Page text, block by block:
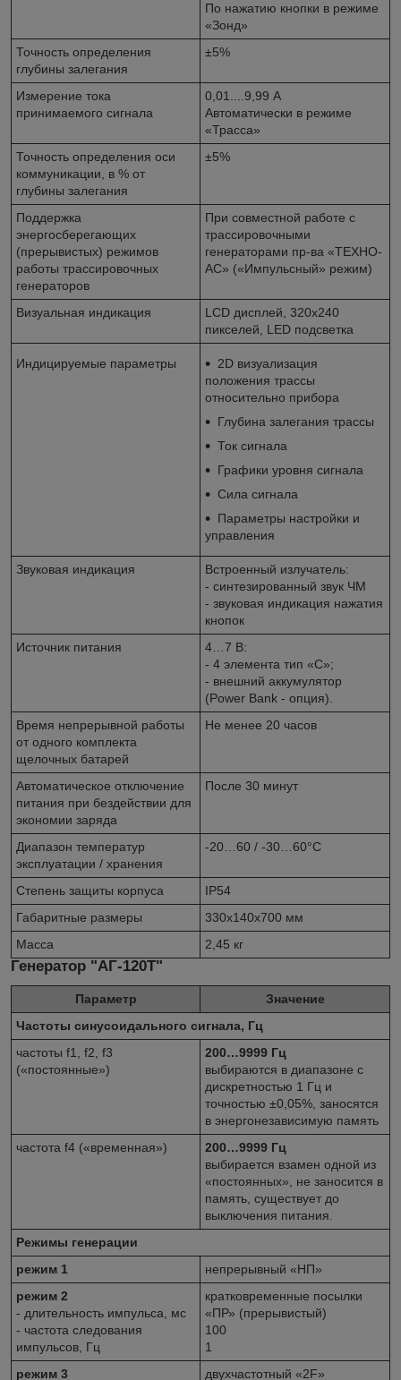
По нажатию кнопки в режиме
«Зонд»
Точность определения
глубины залегания
±5%
Измерение тока
принимаемого сигнала
0,01....9,99 А
Автоматически в режиме
«Трасса»
Точность определения оси
коммуникации, в % от
глубины залегания
±5%
Поддержка
энергосберегающих
(прерывистых) режимов
работы трассировочных
генераторов
При совместной работе с
трассировочными
генераторами пр-ва «ТЕХНО-
АС» («Импульсный» режим)
Визуальная индикация
LCD дисплей, 320х240
пикселей, LED подсветка
Индицируемые параметры
2D визуализация
положения трассы
относительно прибора
Глубина залегания трассы
Ток сигнала
Графики уровня сигнала
Сила сигнала
Параметры настройки и
управления
Звуковая индикация
Встроенный излучатель:
- синтезированный звук ЧМ
- звуковая индикация нажатия
кнопок
Источник питания
4…7 В:
- 4 элемента тип «С»;
- внешний аккумулятор
(Power Bank - опция).
Время непрерывной работы
от одного комплекта
щелочных батарей
Не менее 20 часов
Автоматическое отключение
питания при бездействии для
экономии заряда
После 30 минут
Диапазон температур
эксплуатации / хранения
-20…60 / -30…60°С
Степень защиты корпуса
IP54
Габаритные размеры
330х140х700 мм
Масса
2,45 кг
Генератор "АГ-120Т"
Параметр
Значение
Частоты синусоидального сигнала, Гц
частоты f1, f2, f3
(«постоянные»)
200…9999 Гц
выбираются в диапазоне с
дискретностью 1 Гц и
точностью ±0,05%, заносятся
в энергонезависимую память
частота f4 («временная»)
200…9999 Гц
выбирается взамен одной из
«постоянных», не заносится в
память, существует до
выключения питания.
Режимы генерации
режим 1
непрерывный «НП»
режим 2
- длительность импульса, мс
- частота следования
импульсов, Гц
кратковременные посылки
«ПР» (прерывистый)
100
1
режим 3
двухчастотный «2F»